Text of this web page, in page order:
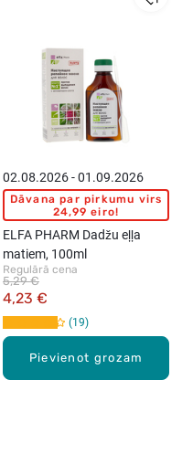
Pievienot grozam
02.08.2026 - 01.09.2026
Dāvana par pirkumu virs
24,99 eiro!
ELFA PHARM Dadžu eļļa
matiem, 100ml
Regulārā cena
4,23 €
5,29 €
19